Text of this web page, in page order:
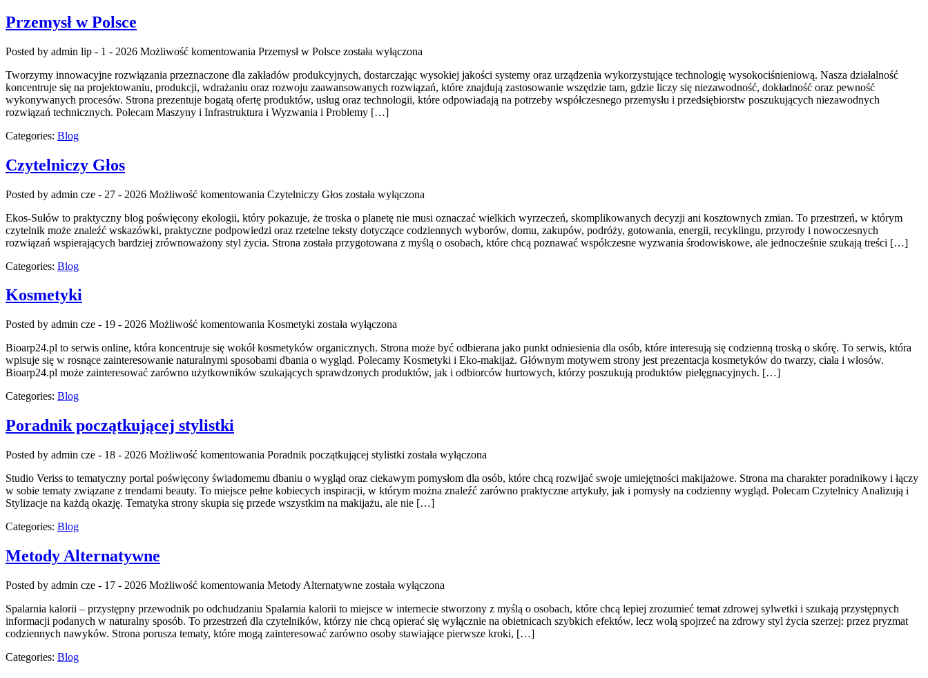
Przemysł w Polsce
Posted by admin lip - 1 - 2026 Możliwość komentowania Przemysł w Polsce została wyłączona
Tworzymy innowacyjne rozwiązania przeznaczone dla zakładów produkcyjnych, dostarczając wysokiej jakości systemy oraz urządzenia wykorzystujące technologię wysokociśnieniową. Nasza działalność
koncentruje się na projektowaniu, produkcji, wdrażaniu oraz rozwoju zaawansowanych rozwiązań, które znajdują zastosowanie wszędzie tam, gdzie liczy się niezawodność, dokładność oraz pewność
wykonywanych procesów. Strona prezentuje bogatą ofertę produktów, usług oraz technologii, które odpowiadają na potrzeby współczesnego przemysłu i przedsiębiorstw poszukujących niezawodnych
rozwiązań technicznych. Polecam Maszyny i Infrastruktura i Wyzwania i Problemy […]
Categories: Blog
Czytelniczy Głos
Posted by admin cze - 27 - 2026 Możliwość komentowania Czytelniczy Głos została wyłączona
Ekos-Sułów to praktyczny blog poświęcony ekologii, który pokazuje, że troska o planetę nie musi oznaczać wielkich wyrzeczeń, skomplikowanych decyzji ani kosztownych zmian. To przestrzeń, w którym
czytelnik może znaleźć wskazówki, praktyczne podpowiedzi oraz rzetelne teksty dotyczące codziennych wyborów, domu, zakupów, podróży, gotowania, energii, recyklingu, przyrody i nowoczesnych
rozwiązań wspierających bardziej zrównoważony styl życia. Strona została przygotowana z myślą o osobach, które chcą poznawać współczesne wyzwania środowiskowe, ale jednocześnie szukają treści […]
Categories: Blog
Kosmetyki
Posted by admin cze - 19 - 2026 Możliwość komentowania Kosmetyki została wyłączona
Bioarp24.pl to serwis online, która koncentruje się wokół kosmetyków organicznych. Strona może być odbierana jako punkt odniesienia dla osób, które interesują się codzienną troską o skórę. To serwis, która
wpisuje się w rosnące zainteresowanie naturalnymi sposobami dbania o wygląd. Polecamy Kosmetyki i Eko-makijaż. Głównym motywem strony jest prezentacja kosmetyków do twarzy, ciała i włosów.
Bioarp24.pl może zainteresować zarówno użytkowników szukających sprawdzonych produktów, jak i odbiorców hurtowych, którzy poszukują produktów pielęgnacyjnych. […]
Categories: Blog
Poradnik początkującej stylistki
Posted by admin cze - 18 - 2026 Możliwość komentowania Poradnik początkującej stylistki została wyłączona
Studio Veriss to tematyczny portal poświęcony świadomemu dbaniu o wygląd oraz ciekawym pomysłom dla osób, które chcą rozwijać swoje umiejętności makijażowe. Strona ma charakter poradnikowy i łączy
w sobie tematy związane z trendami beauty. To miejsce pełne kobiecych inspiracji, w którym można znaleźć zarówno praktyczne artykuły, jak i pomysły na codzienny wygląd. Polecam Czytelnicy Analizują i
Stylizacje na każdą okazję. Tematyka strony skupia się przede wszystkim na makijażu, ale nie […]
Categories: Blog
Metody Alternatywne
Posted by admin cze - 17 - 2026 Możliwość komentowania Metody Alternatywne została wyłączona
Spalarnia kalorii – przystępny przewodnik po odchudzaniu Spalarnia kalorii to miejsce w internecie stworzony z myślą o osobach, które chcą lepiej zrozumieć temat zdrowej sylwetki i szukają przystępnych
informacji podanych w naturalny sposób. To przestrzeń dla czytelników, którzy nie chcą opierać się wyłącznie na obietnicach szybkich efektów, lecz wolą spojrzeć na zdrowy styl życia szerzej: przez pryzmat
codziennych nawyków. Strona porusza tematy, które mogą zainteresować zarówno osoby stawiające pierwsze kroki, […]
Categories: Blog